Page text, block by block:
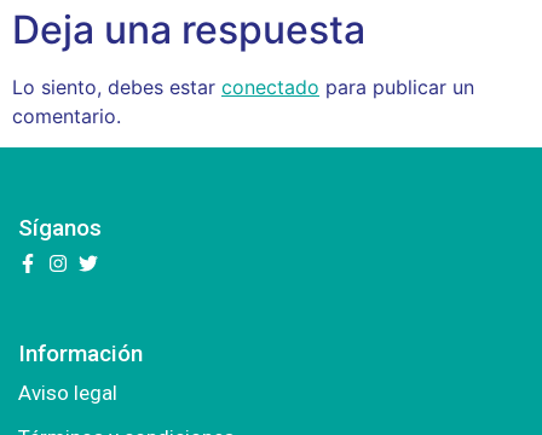
Deja una respuesta
Lo siento, debes estar conectado para publicar un
comentario.
Síganos
Información
Aviso legal